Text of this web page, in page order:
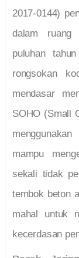
2017-0144)
dalam ruang
puluhan
rongsokan
mendasar
SOHO (Small
mampu
sekali tidak
tembok beton
mahal untuk
kecerdasan